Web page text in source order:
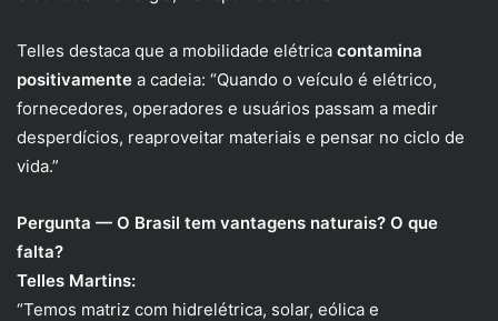
Telles destaca que a mobilidade elétrica contamina
positivamente a cadeia: “Quando o veículo é elétrico,
fornecedores, operadores e usuários passam a medir
desperdícios, reaproveitar materiais e pensar no ciclo de
vida.”
Pergunta — O Brasil tem vantagens naturais? O que
falta?
Telles Martins:
“Temos matriz com hidrelétrica, solar, eólica e